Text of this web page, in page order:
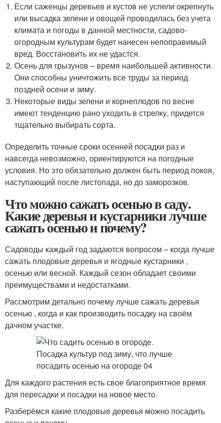
Если саженцы деревьев и кустов не успели окрепнуть
или высадка зелени и овощей проводилась без учета
климата и погоды в данной местности, садово-
огородным культурам будет нанесен непоправимый
вред. Восстановить их не удастся.
Осень для грызунов – время наибольшей активности.
Они способны уничтожить все труды за период
поздней осени и зиму.
Некоторые виды зелени и корнеплодов по весне
имеют тенденцию рано уходить в стрелку, придется
тщательно выбирать сорта.
Определить точные сроки осенней посадки раз и
навсегда невозможно, ориентируются на погодные
условия. Но это обязательно должен быть период покоя,
наступающий после листопада, но до заморозков.
Что можно сажать осенью в саду.
Какие деревья и кустарники лучше
сажать осенью и почему?
Садоводы каждый год задаются вопросом – когда лучше
сажать плодовые деревья и ягодные кустарники ,
осенью или весной. Каждый сезон обладает своими
преимуществами и недостатками.
Рассмотрим детально почему лучше сажать деревья
осенью , когда и как производить посадку на своём
дачном участке.
Для каждого растения есть свое благоприятное время
для пересадки и посадки на новое место.
Разберёмся какие плодовые деревья можно посадить